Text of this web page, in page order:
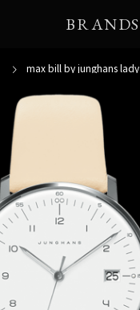
BRANDS
max bill by junghans lady